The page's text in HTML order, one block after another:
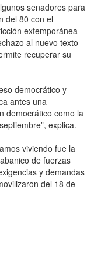
senadores para
del 80 con el
extemporánea
al nuevo texto
recuperar su
democrático y
antes una
democrático como la
explica.
viviendo fue la
de fuerzas
y demandas
del 18 de